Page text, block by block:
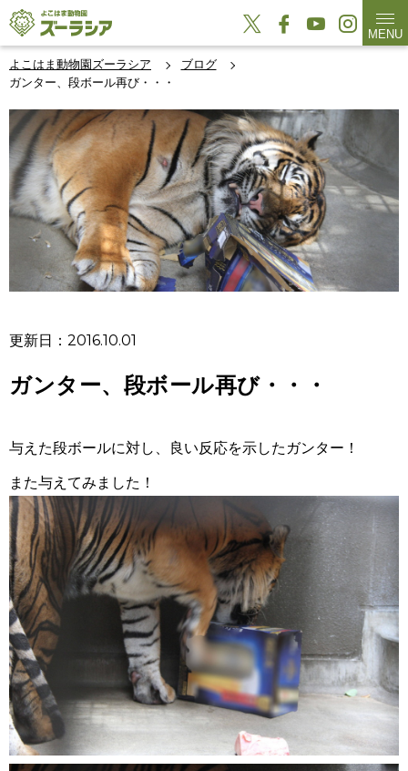
MENU
よこはま動物園ズーラシア
ブログ
ガンター、段ボール再び・・・
更新日：2016.10.01
ガンター、段ボール再び・・・
与えた段ボールに対し、良い反応を示したガンター！
また与えてみました！